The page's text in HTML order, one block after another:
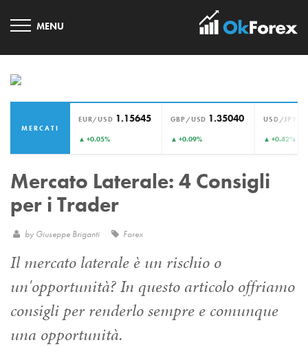
MERCATI
EUR/USD 1.15645
▲ +0.05%
GBP/USD 1.35040
▲ +0.09%
USD/JPY
▲ +0.42%›
Mercato Laterale: 4 Consigli
per i Trader
by Giuseppe Briganti Forex
Il mercato laterale è un rischio o
un'opportunità? In questo articolo offriamo
consigli per renderlo sempre e comunque
una opportunità.